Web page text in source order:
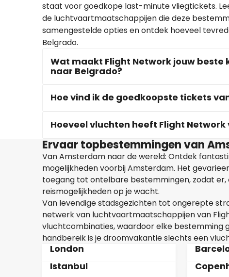
staat voor goedkope last-minute vliegtickets.
de luchtvaartmaatschappijen die deze
samengestelde opties en ontdek hoeveel
Belgrado.
Wat maakt Flight Network jouw
naar Belgrado?
Hoe vind ik de goedkoopste tickets
Hoeveel vluchten heeft Flight
Ervaar topbestemmingen van
Van Amsterdam naar de wereld: Ontdek
mogelijkheden voorbij Amsterdam. Het
toegang tot ontelbare bestemmingen, zodat
reismogelijkheden op je wacht.
Van levendige stadsgezichten tot ongerepte
netwerk van luchtvaartmaatschappijen van
vluchtcombinaties, waardoor elke bestemming
handbereik is je droomvakantie slechts een
London
Istanbul